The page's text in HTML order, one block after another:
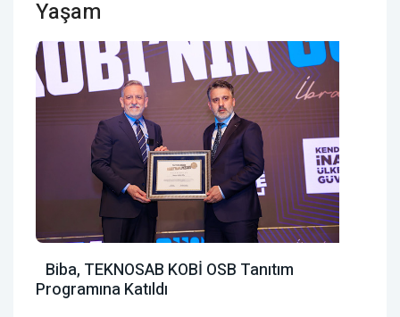
Yaşam
Biba, TEKNOSAB KOBİ OSB Tanıtım
Programına Katıldı